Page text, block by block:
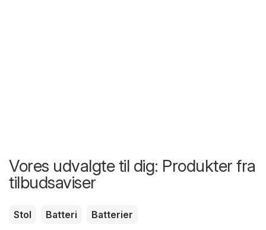
Vores udvalgte til dig: Produkter fra
tilbudsaviser
Stol Batteri Batterier